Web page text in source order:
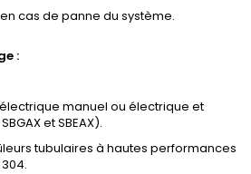
cas de panne du système.
:
manuel ou électrique et
et SBEAX).
tubulaires à hautes performances